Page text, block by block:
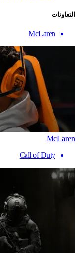
التعاونات
McLaren
McLaren
Call of Duty